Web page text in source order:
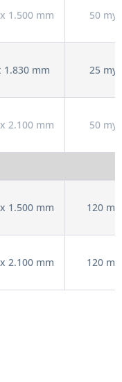
1.500 mm 50 my
1.830 mm 25 my
2.100 mm 50 my
1.500 mm 120 my
2.100 mm 120 my